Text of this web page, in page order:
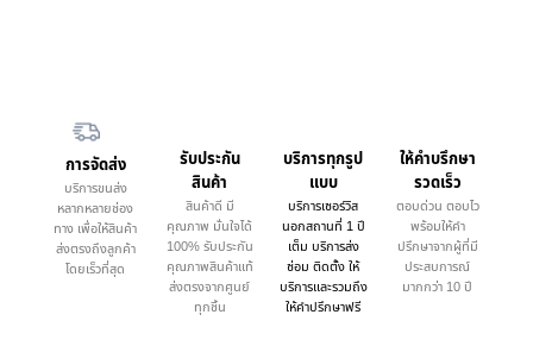
การจัดส่ง
บริการขนส่ง
หลากหลายช่อง
ทาง เพื่อให้สินค้า
ส่งตรงถึงลูกค้า
โดยเร็วที่สุด
รับประกัน
สินค้า
สินค้าดี มี
คุณภาพ มั่นใจได้
100% รับประกัน
คุณภาพสินค้าแท้
ส่งตรงจากศูนย์
ทุกชิ้น
บริการทุกรูป
แบบ
บริการเซอร์วิส
นอกสถานที่ 1 ปี
เต็ม บริการส่ง
ซ่อม ติดตั้ง ให้
บริการและรวมถึง
ให้คำปรึกษาฟรี
ให้คำบรึกษา
รวดเร็ว
ตอบด่วน ตอบไว
พร้อมให้คำ
ปรึกษาจากผู้ที่มี
ประสบการณ์
มากกว่า 10 ปี